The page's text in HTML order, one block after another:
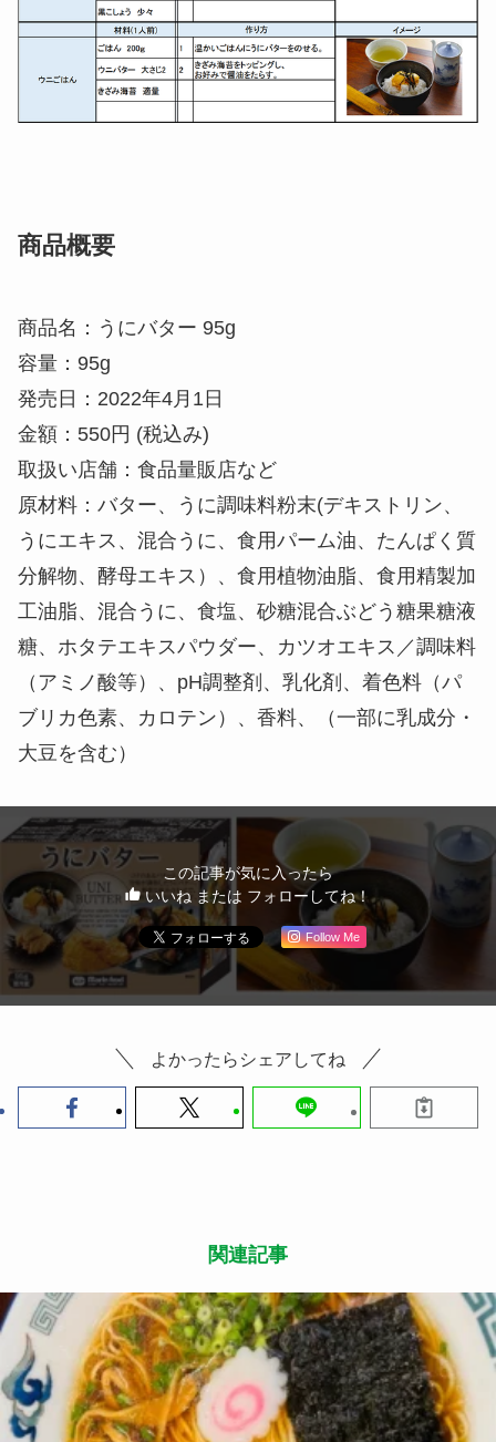
商品概要
商品名：うにバター 95g
容量：95g
発売日：2022年4月1日
金額：550円 (税込み)
取扱い店舗：食品量販店など
原材料：バター、うに調味料粉末(デキストリン、
うにエキス、混合うに、食用パーム油、たんぱく質
分解物、酵母エキス）、食用植物油脂、食用精製加
工油脂、混合うに、食塩、砂糖混合ぶどう糖果糖液
糖、ホタテエキスパウダー、カツオエキス／調味料
（アミノ酸等）、pH調整剤、乳化剤、着色料（パ
ブリカ色素、カロテン）、香料、（一部に乳成分・
大豆を含む）
この記事が気に入ったら
いいね または フォローしてね！
Follow Me
よかったらシェアしてね
関連記事